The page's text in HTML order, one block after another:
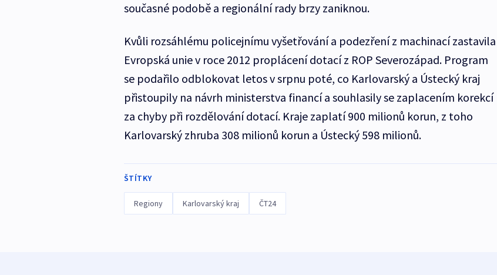
současné podobě a regionální rady brzy zaniknou.
Kvůli rozsáhlému policejnímu vyšetřování a podezření z machinací zastavila
Evropská unie v roce 2012 proplácení dotací z ROP Severozápad. Program
se podařilo odblokovat letos v srpnu poté, co Karlovarský a Ústecký kraj
přistoupily na návrh ministerstva financí a souhlasily se zaplacením korekcí
za chyby při rozdělování dotací. Kraje zaplatí 900 milionů korun, z toho
Karlovarský zhruba 308 milionů korun a Ústecký 598 milionů.
ŠTÍTKY
Regiony Karlovarský kraj ČT24